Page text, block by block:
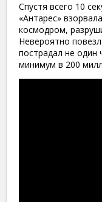
Спустя всего 10
«Антарес»
космодром,
Невероятно
пострадал не один
минимум в 200